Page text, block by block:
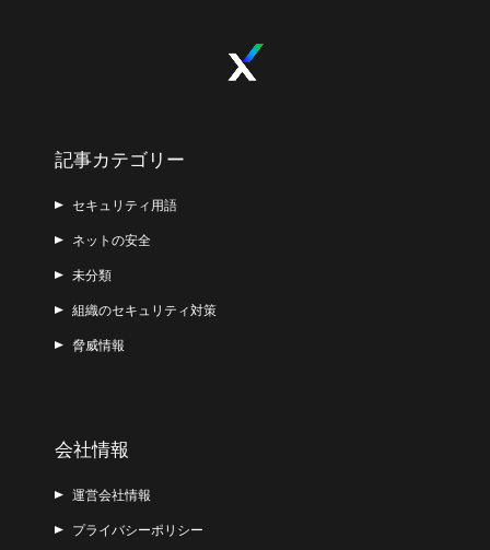
記事カテゴリー
セキュリティ用語
ネットの安全
未分類
組織のセキュリティ対策
脅威情報
会社情報
運営会社情報
プライバシーポリシー